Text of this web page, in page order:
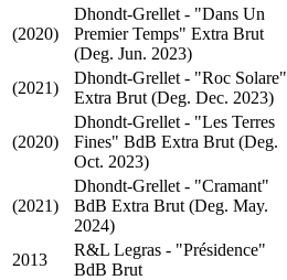
(2020)
Dhondt-Grellet - "Dans Un
Premier Temps" Extra Brut
(Deg. Jun. 2023)
(2021)
Dhondt-Grellet - "Roc Solare"
Extra Brut (Deg. Dec. 2023)
(2020)
Dhondt-Grellet - "Les Terres
Fines" BdB Extra Brut (Deg.
Oct. 2023)
(2021)
Dhondt-Grellet - "Cramant"
BdB Extra Brut (Deg. May.
2024)
2013
R&L Legras - "Présidence"
BdB Brut